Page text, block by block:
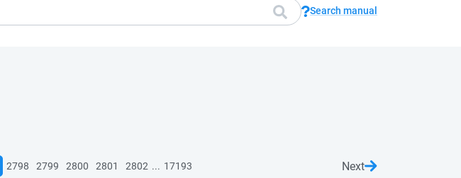
Search manual
2798 2799 2800 2801 2802 ... 17193 Next